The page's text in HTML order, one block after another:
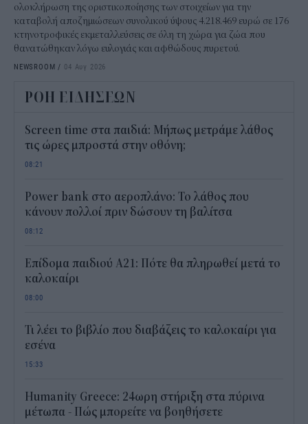
ολοκλήρωση της οριστικοποίησης των στοιχείων για την
καταβολή αποζημιώσεων συνολικού ύψους 4.218.469 ευρώ σε 176
κτηνοτροφικές εκμεταλλεύσεις σε όλη τη χώρα για ζώα που
θανατώθηκαν λόγω ευλογιάς και αφθώδους πυρετού.
NEWSROOM / 04 Αυγ 2026
ΡΟΗ ΕΙΔΗΣΕΩΝ
Screen time στα παιδιά: Μήπως μετράμε λάθος
τις ώρες μπροστά στην οθόνη;
08:21
Power bank στο αεροπλάνο: Το λάθος που
κάνουν πολλοί πριν δώσουν τη βαλίτσα
08:12
Επίδομα παιδιού Α21: Πότε θα πληρωθεί μετά το
καλοκαίρι
08:00
Τι λέει το βιβλίο που διαβάζεις το καλοκαίρι για
εσένα
15:33
Humanity Greece: 24ωρη στήριξη στα πύρινα
μέτωπα - Πώς μπορείτε να βοηθήσετε